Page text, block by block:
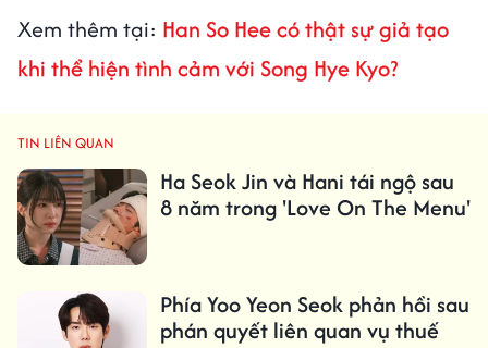
Xem thêm tại: Han So Hee có thật sự giả tạo
khi thể hiện tình cảm với Song Hye Kyo?
TIN LIÊN QUAN
Ha Seok Jin và Hani tái ngộ sau
8 năm trong 'Love On The Menu'
Phía Yoo Yeon Seok phản hồi sau
phán quyết liên quan vụ thuế